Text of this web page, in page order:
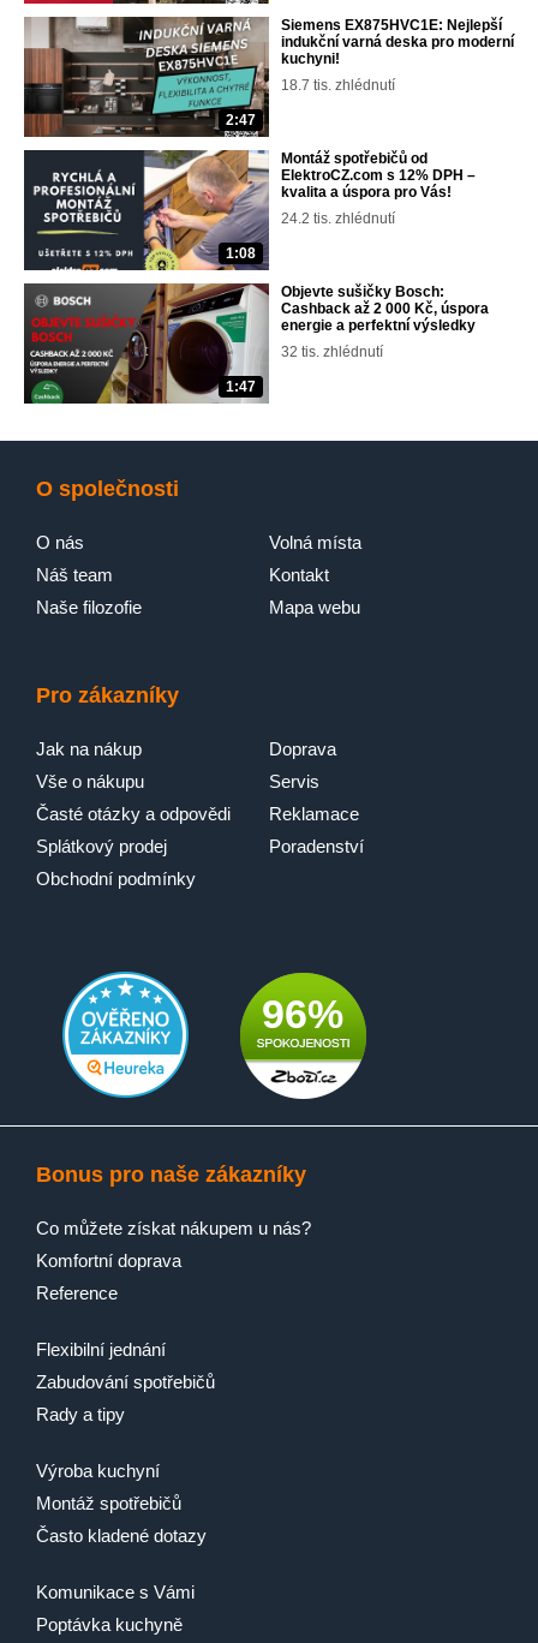
2:47
Siemens EX875HVC1E: Nejlepší
indukční varná deska pro moderní
kuchyni!
18.7 tis. zhlédnutí
1:08
Montáž spotřebičů od
ElektroCZ.com s 12% DPH –
kvalita a úspora pro Vás!
24.2 tis. zhlédnutí
1:47
Objevte sušičky Bosch:
Cashback až 2 000 Kč, úspora
energie a perfektní výsledky
32 tis. zhlédnutí
O společnosti
O nás
Náš team
Naše filozofie
Volná místa
Kontakt
Mapa webu
Pro zákazníky
Jak na nákup
Vše o nákupu
Časté otázky a odpovědi
Splátkový prodej
Obchodní podmínky
Doprava
Servis
Reklamace
Poradenství
96%
Bonus pro naše zákazníky
Co můžete získat nákupem u nás?
Komfortní doprava
Reference
Flexibilní jednání
Zabudování spotřebičů
Rady a tipy
Výroba kuchyní
Montáž spotřebičů
Často kladené dotazy
Komunikace s Vámi
Poptávka kuchyně